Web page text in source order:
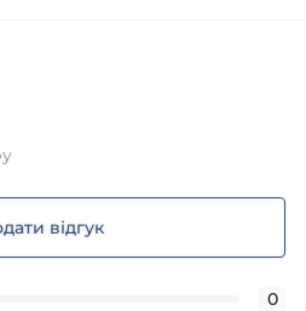
відгук
0